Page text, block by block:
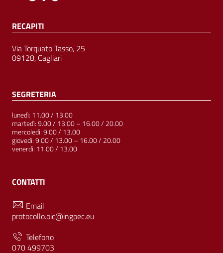
RECAPITI
Via Torquato Tasso, 25
09128, Cagliari
SEGRETERIA
lunedì: 11.00 / 13.00
martedì: 9.00 / 13.00 – 16.00 / 20.00
mercoledì: 9.00 / 13.00
giovedì: 9.00 / 13.00 – 16.00 / 20.00
venerdì: 11.00 / 13.00
CONTATTI
Email
protocollo.oic@ingpec.eu
Telefono
070 499703